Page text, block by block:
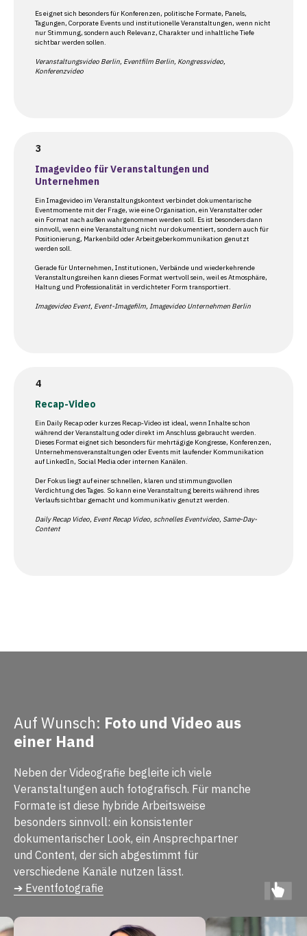
Es eignet sich besonders für Konferenzen, politische Formate, Panels,
Tagungen, Corporate Events und institutionelle Veranstaltungen, wenn nicht
nur Stimmung, sondern auch Relevanz, Charakter und inhaltliche Tiefe
sichtbar werden sollen.
Veranstaltungsvideo Berlin, Eventfilm Berlin, Kongressvideo,
Konferenzvideo
Imagevideo für Veranstaltungen und
Unternehmen
Ein Imagevideo im Veranstaltungskontext verbindet dokumentarische
Eventmomente mit der Frage, wie eine Organisation, ein Veranstalter oder
ein Format nach außen wahrgenommen werden soll. Es ist besonders dann
sinnvoll, wenn eine Veranstaltung nicht nur dokumentiert, sondern auch für
Positionierung, Markenbild oder Arbeitgeberkommunikation genutzt
werden soll.
Gerade für Unternehmen, Institutionen, Verbände und wiederkehrende
Veranstaltungsreihen kann dieses Format wertvoll sein, weil es Atmosphäre,
Haltung und Professionalität in verdichteter Form transportiert.
Imagevideo Event, Event-Imagefilm, Imagevideo Unternehmen Berlin
Recap-Video
Ein Daily Recap oder kurzes Recap-Video ist ideal, wenn Inhalte schon
während der Veranstaltung oder direkt im Anschluss gebraucht werden.
Dieses Format eignet sich besonders für mehrtägige Kongresse, Konferenzen,
Unternehmensveranstaltungen oder Events mit laufender Kommunikation
auf LinkedIn, Social Media oder internen Kanälen.
Der Fokus liegt auf einer schnellen, klaren und stimmungsvollen
Verdichtung des Tages. So kann eine Veranstaltung bereits während ihres
Verlaufs sichtbar gemacht und kommunikativ genutzt werden.
Daily Recap Video, Event Recap Video, schnelles Eventvideo, Same-Day-
Content
Auf Wunsch: Foto und Video aus
einer Hand
Neben der Videografie begleite ich viele
Veranstaltungen auch fotografisch. Für manche
Formate ist diese hybride Arbeitsweise
besonders sinnvoll: ein konsistenter
dokumentarischer Look, ein Ansprechpartner
und Content, der sich abgestimmt für
verschiedene Kanäle nutzen lässt.
➔ Eventfotografie